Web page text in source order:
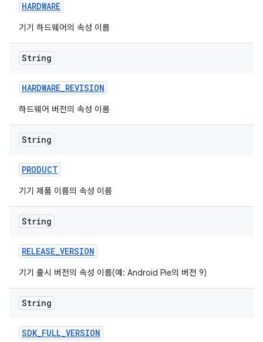
HARDWARE
기기 하드웨어의 속성 이름
String
HARDWARE_REVISION
하드웨어 버전의 속성 이름
String
PRODUCT
기기 제품 이름의 속성 이름
String
RELEASE_VERSION
기기 출시 버전의 속성 이름(예: Android Pie의 버전 9)
String
SDK_FULL_VERSION